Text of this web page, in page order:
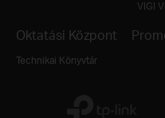
VIGI
Oktatási Központ
Technikai Könyvtár